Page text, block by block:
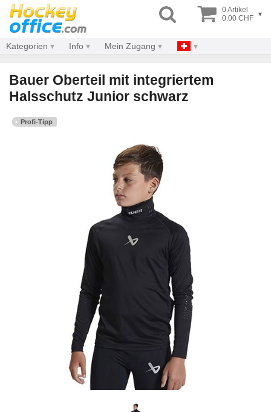
0 Artikel
0.00 CHF ▾
Kategorien Info Mein Zugang
Bauer Oberteil mit integriertem
Halsschutz Junior schwarz
Profi-Tipp